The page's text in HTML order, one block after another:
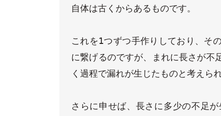
自体は古くからあるものです。
これを1つずつ手作りしており、そ
に繋げるのですが、まれに長さが不
く過程で漏れが生じたものと考えられ
さらに申せば、長さに多少の不足